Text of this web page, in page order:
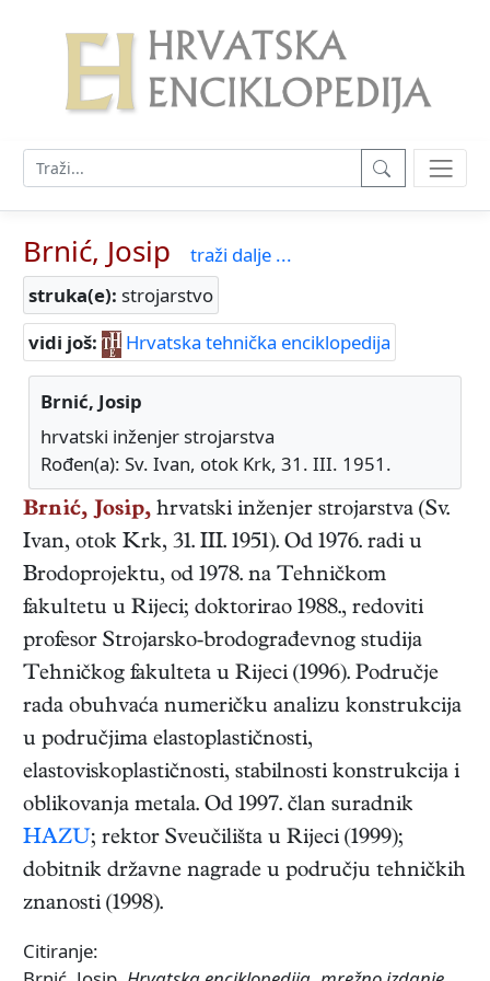
Brnić, Josip
traži dalje ...
struka(e): strojarstvo
vidi još:
Hrvatska tehnička enciklopedija
Brnić, Josip
hrvatski inženjer strojarstva
Rođen(a): Sv. Ivan, otok Krk, 31. III. 1951.
Brnić, Josip, hrvatski inženjer strojarstva (Sv.
Ivan, otok Krk, 31. III. 1951). Od 1976. radi u
Brodoprojektu, od 1978. na Tehničkom
fakultetu u Rijeci; doktorirao 1988., redoviti
profesor Strojarsko-brodograđevnog studija
Tehničkog fakulteta u Rijeci (1996). Područje
rada obuhvaća numeričku analizu konstrukcija
u područjima elastoplastičnosti,
elastoviskoplastičnosti, stabilnosti konstrukcija i
oblikovanja metala. Od 1997. član suradnik
HAZU; rektor Sveučilišta u Rijeci (1999);
dobitnik državne nagrade u području tehničkih
znanosti (1998).
Citiranje: